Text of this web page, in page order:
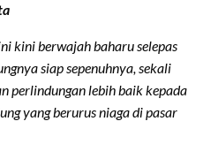
kini berwajah baharu selepas
siap sepenuhnya, sekali
perlindungan lebih baik kepada
yang berurus niaga di pasar